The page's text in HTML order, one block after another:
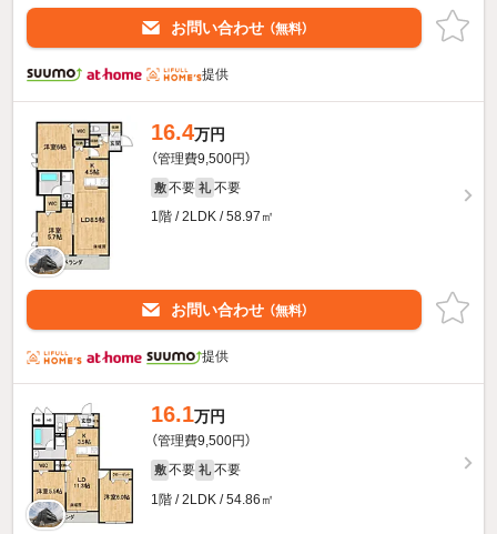
お問い合わせ （無料）
提供
16.4万円
（管理費9,500円）
敷 不要 礼 不要
1階 / 2LDK / 58.97㎡
お問い合わせ （無料）
提供
16.1万円
（管理費9,500円）
敷 不要 礼 不要
1階 / 2LDK / 54.86㎡